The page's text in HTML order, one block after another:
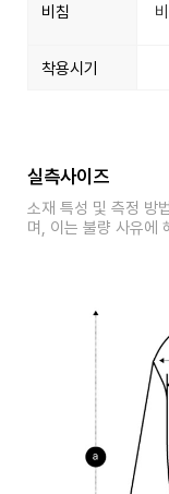
비침
착용시기
실측사이즈
소재 특성 및 측정 방
며, 이는 불량 사유에